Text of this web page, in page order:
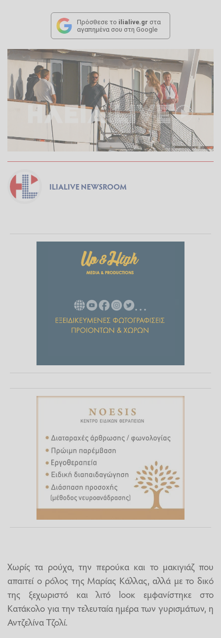
Πρόσθεσε το ilialive.gr στα
αγαπημένα σου στη Google
ILIALIVE NEWSROOM
Χωρίς τα ρούχα, την περούκα και το μακιγιάζ που
απαιτεί ο ρόλος της Μαρίας Κάλλας, αλλά με το δικό
της ξεχωριστό και λιτό loοκ εμφανίστηκε στο
Κατάκολο για την τελευταία ημέρα των γυρισμάτων, η
Αντζελίνα Τζολί.